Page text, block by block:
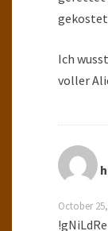
Ich
voller
October